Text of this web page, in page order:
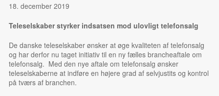
18. december 2019
Teleselskaber styrker indsatsen mod ulovligt telefonsalg
De danske teleselskaber ønsker at øge kvaliteten af telefonsalg
og har derfor nu taget initiativ til en ny fælles brancheaftale om
telefonsalg. Med den nye aftale om telefonsalg ønsker
teleselskaberne at indføre en højere grad af selvjustits og kontrol
på tværs af branchen.